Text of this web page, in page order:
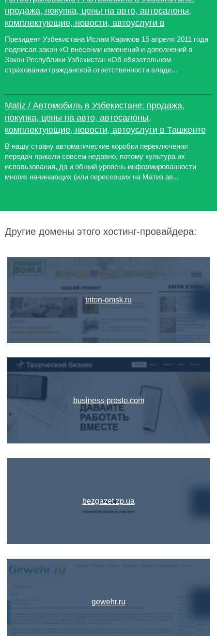
продажа, покупка, цены на авто, автосалоны,
комплектующие, новости, автоуслуги в
Президент Узбекистана Ислам Каримов 15 апреля 2011 года
подписал закон «О внесении изменений и дополнений в
Закон Республики Узбекистан «Об обязательном
страховании гражданской ответственности владе...
Matiz / Автомобиль в Узбекистане: продажа,
покупка, цены на авто, автосалоны,
комплектующие, новости, автоуслуги в Ташкенте
В нашу страну автоматические коробки переключения
передач пришли совсем недавно, потому культура их
использования, да и общий уровень информированности
многих начинающих (или пересевших на Матиз ав...
Другие домены этого хостинг-провайдера:
triton-omsk.ru
business-prosto.com
bezgazet.zp.ua
gewehr.ru